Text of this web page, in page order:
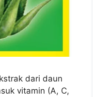
dari daun
vitamin (A, C,